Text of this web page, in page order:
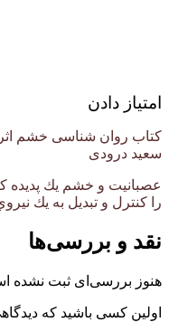
امتیاز دادن
کتاب روان شناسی خشم اثر
سعید درودی
عصبانیت و خشم يك پديده
را كنترل و تبديل به يك
نقد و بررسی‌ها
هنوز بررسی‌ای ثبت نشده
اولین کسی باشید که